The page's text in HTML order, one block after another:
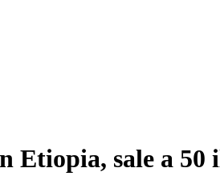
Etiopia, sale a